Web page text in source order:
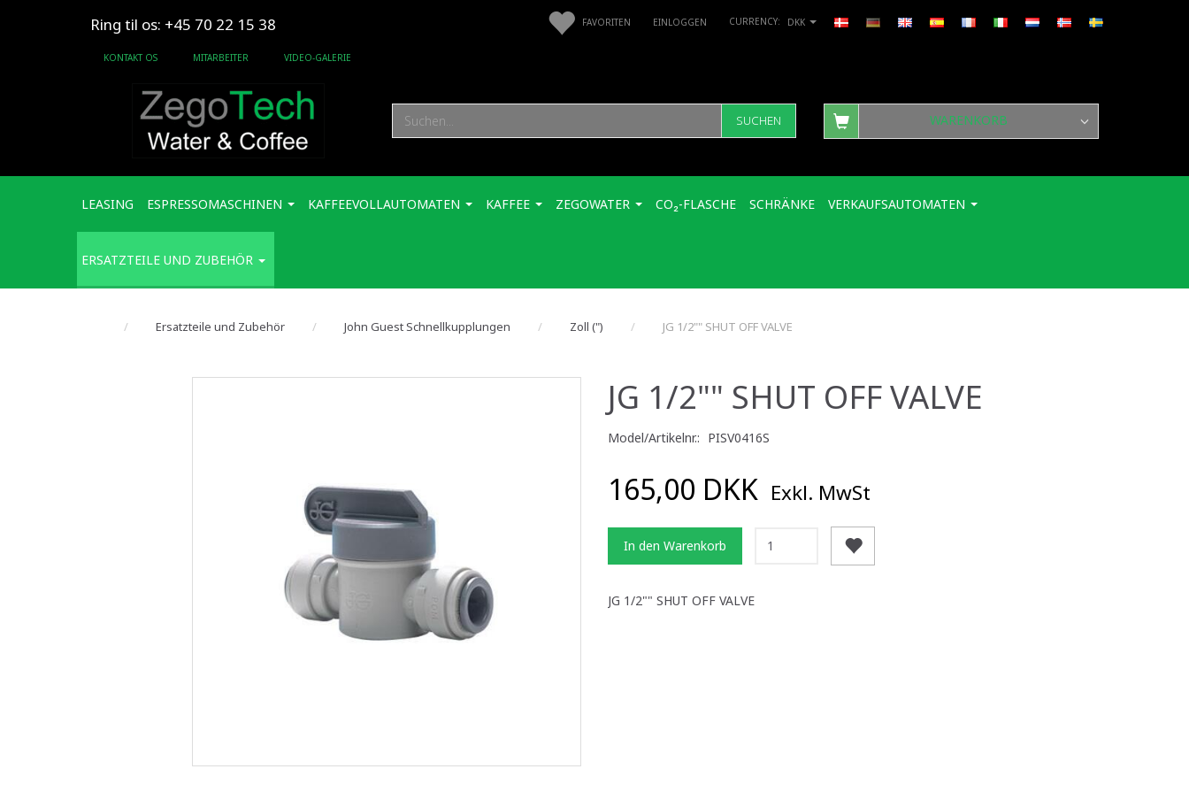
DKK
FAVORITEN EINLOGGEN
Ring til os: +45 70 22 15 38
KONTAKT OS MITARBEITER VIDEO-GALERIE
SUCHEN WARENKORB
LEASING ESPRESSOMASCHINEN KAFFEEVOLLAUTOMATEN KAFFEE ZEGOWATER CO₂-FLASCHE SCHRÄNKE VERKAUFSAUTOMATEN
ERSATZTEILE UND ZUBEHÖR
Ersatzteile und Zubehör John Guest Schnellkupplungen Zoll (") JG 1/2"" SHUT OFF VALVE
JG 1/2"" SHUT OFF VALVE
Model/Artikelnr.: PISV0416S
165,00 DKK Exkl. MwSt
In den Warenkorb
JG 1/2"" SHUT OFF VALVE